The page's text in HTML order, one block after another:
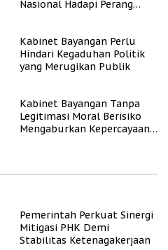
Nasional Hadapi Perang
Kabinet Bayangan Perlu
Hindari Kegaduhan Politik
yang Merugikan Publik
Kabinet Bayangan Tanpa
Legitimasi Moral Berisiko
Mengaburkan Kepercayaan
Pemerintah Perkuat Sinergi
Mitigasi PHK Demi
Stabilitas Ketenagakerjaan